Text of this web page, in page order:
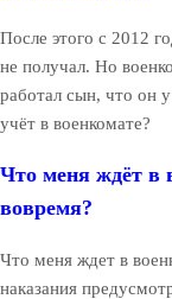
После этого с 2012
не получал. Но
работал сын, что он
учёт в военкомате?
Что меня ждёт в
вовремя?
Что меня ждет в
наказания